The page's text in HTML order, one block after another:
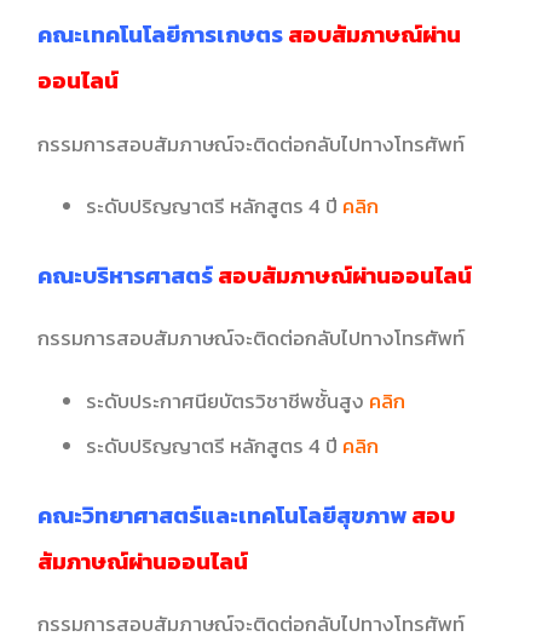
คณะเทคโนโลยีการเกษตรสอบสัมภาษณ์ผ่าน
ออนไลน์
กรรมการสอบสัมภาษณ์จะติดต่อกลับไปทางโทรศัพท์
ระดับปริญญาตรี หลักสูตร 4 ปี คลิก
คณะบริหารศาสตร์สอบสัมภาษณ์ผ่านออนไลน์
กรรมการสอบสัมภาษณ์จะติดต่อกลับไปทางโทรศัพท์
ระดับประกาศนียบัตรวิชาชีพชั้นสูง คลิก
ระดับปริญญาตรี หลักสูตร 4 ปี คลิก
คณะวิทยาศาสตร์และเทคโนโลยีสุขภาพสอบ
สัมภาษณ์ผ่านออนไลน์
กรรมการสอบสัมภาษณ์จะติดต่อกลับไปทางโทรศัพท์